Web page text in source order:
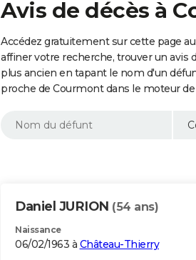
Avis de décès à
Accédez gratuitement sur cette page
affiner votre recherche, trouver un avis
plus ancien en tapant le nom d'un
proche de Courmont dans le moteur
Daniel JURION (54 ans)
Naissance
06/02/1963 à Château-Thierry